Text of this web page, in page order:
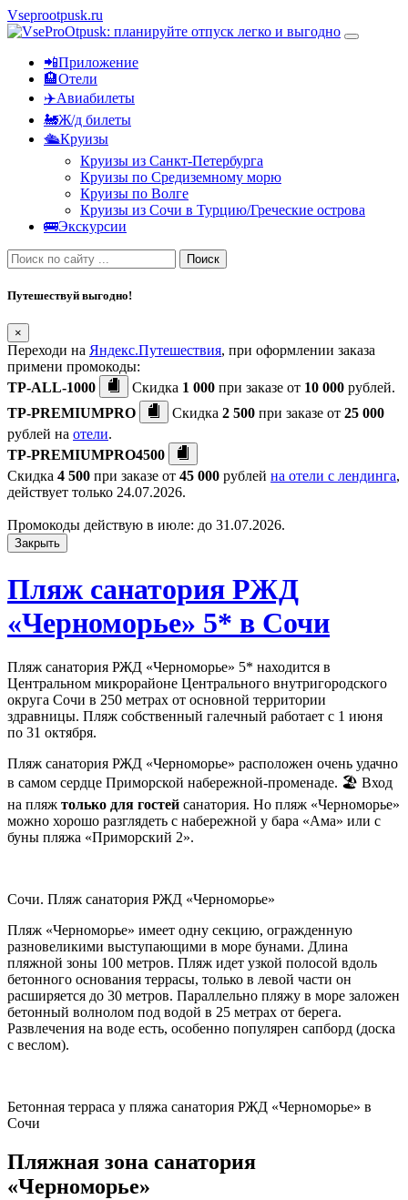
Vseprootpusk.ru
📲Приложение
🏨Отели
✈️Авиабилеты
🚂Ж/д билеты
🛳Круизы
Круизы из Санкт-Петербурга
Круизы по Средиземному морю
Круизы по Волге
Круизы из Сочи в Турцию/Греческие острова
🚌Экскурсии
Поиск
Путешествуй выгодно!
×
Переходи на Яндекс.Путешествия, при оформлении заказа
примени промокоды:
TP-ALL-1000
Скидка 1 000 при заказе от 10 000 рублей.
TP-PREMIUMPRO
Скидка 2 500 при заказе от 25 000
рублей на отели.
TP-PREMIUMPRO4500
Скидка 4 500 при заказе от 45 000 рублей на отели с лендинга,
действует только 24.07.2026.
Промокоды действую в июле: до 31.07.2026.
Закрыть
Пляж санатория РЖД
«Черноморье» 5* в Сочи
Пляж санатория РЖД «Черноморье» 5* находится в
Центральном микрорайоне Центрального внутригородского
округа Сочи в 250 метрах от основной территории
здравницы. Пляж собственный галечный работает с 1 июня
по 31 октября.
Пляж санатория РЖД «Черноморье» расположен очень удачно
в самом сердце Приморской набережной-променаде. 🏖 Вход
на пляж только для гостей санатория. Но пляж «Черноморье»
можно хорошо разглядеть с набережной у бара «Ама» или с
буны пляжа «Приморский 2».
Сочи. Пляж санатория РЖД «Черноморье»
Пляж «Черноморье» имеет одну секцию, огражденную
разновеликими выступающими в море бунами. Длина
пляжной зоны 100 метров. Пляж идет узкой полосой вдоль
бетонного основания террасы, только в левой части он
расширяется до 30 метров. Параллельно пляжу в море заложен
бетонный волнолом под водой в 25 метрах от берега.
Развлечения на воде есть, особенно популярен сапборд (доска
с веслом).
Бетонная терраса у пляжа санатория РЖД «Черноморье» в
Сочи
Пляжная зона санатория
«Черноморье»